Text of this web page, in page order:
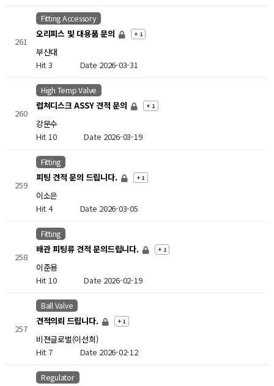
261
Fitting Accessory
오리피스 및 대용품 문의 + 1
부산대
Hit 3 Date 2026-03-31
260
High Temp Valve
럽쳐디스크 ASSY 견적 문의 + 1
강문수
Hit 10Date 2026-03-19
259
Fitting
피팅 견적 문의 드립니다. + 1
이소은
Hit 4 Date 2026-03-05
258
Fitting
배관 피팅류 견적 문의드립니다. + 1
이준용
Hit 10Date 2026-02-19
257
Ball Valve
견적의뢰 드립니다. + 1
비젼글로벌(이선희)
Hit 7 Date 2026-02-12
Regulator